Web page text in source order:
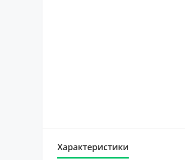
Характеристики